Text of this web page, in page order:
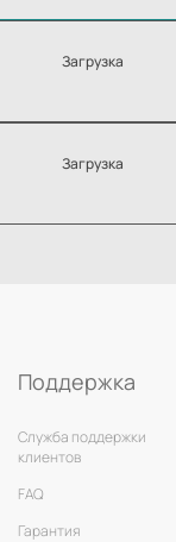
Загрузка
Загрузка
Поддержка
Служба поддержки
клиентов
FAQ
Гарантия